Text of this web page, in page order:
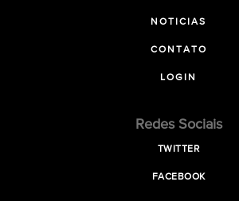
NOTICIAS
CONTATO
LOGIN
Redes Sociais
TWITTER
FACEBOOK